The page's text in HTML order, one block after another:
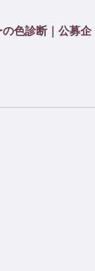
色診断｜公募企